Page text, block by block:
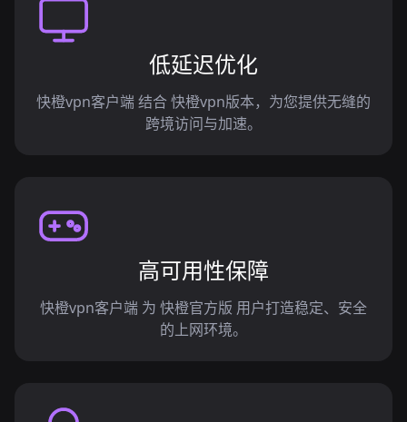
低延迟优化
快橙vpn客户端 结合 快橙vpn版本，为您提供无缝的
跨境访问与加速。
高可用性保障
快橙vpn客户端 为 快橙官方版 用户打造稳定、安全
的上网环境。